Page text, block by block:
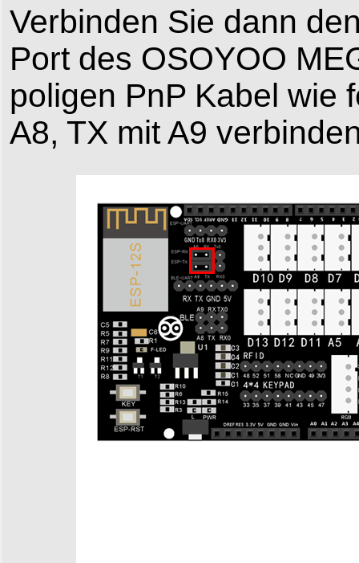
Verbinden Sie dann
Port des OSOYOO
poligen PnP Kabel wie
A8, TX mit A9